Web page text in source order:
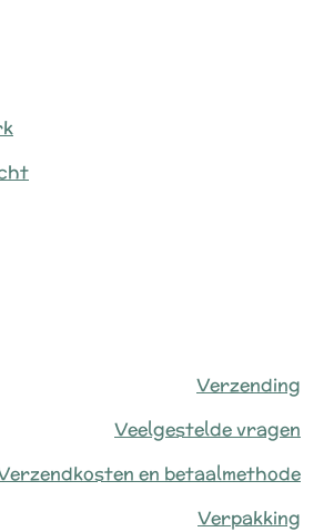
Verzending
Veelgestelde vragen
en betaalmethode
Verpakking